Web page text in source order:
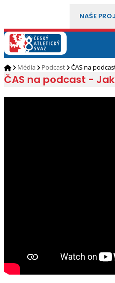
NAŠE
Média Podcast ČAS na
ČAS na podcast -